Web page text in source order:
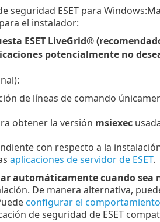
seguridad ESET para
el instalador:
ESET LiveGrid®
potencialmente no
de líneas de comando
obtener la versión msiexec
con respecto a la
aplicaciones de servidor de ESET.
automáticamente cuando sea
De manera alternativa,
configurar el
de seguridad de ESET